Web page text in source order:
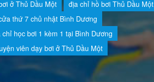
ở Thủ Dầu Một
địa chỉ hồ bơi Thủ Dầu Một
thứ 7 chủ nhật Bình Dương
chỉ học bơi 1 kèm 1 tại Bình Dương
viên dạy bơi ở Thủ Dầu Một